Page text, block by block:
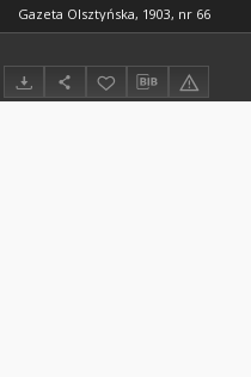
Gazeta Olsztyńska, 1903, nr 66